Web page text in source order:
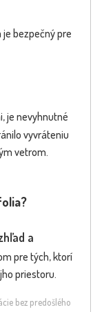
je bezpečný pre
je nevyhnutné
vyvráteniu
vetrom.
a
pre tých, ktorí
priestoru.
bez predošlého